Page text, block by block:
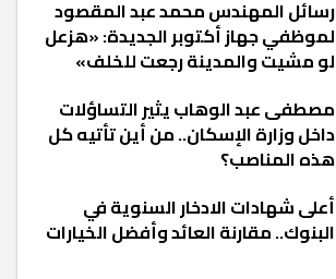
رسائل المهندس محمد عبد المقصود
لموظفي جهاز أكتوبر الجديدة: «هزعل
لو مشيت والمدينة رجعت للخلف»
مصطفى عبد الوهاب يثير التساؤلات
داخل وزارة الإسكان.. من أين تأتيه كل
هذه المناصب؟
أعلى شهادات الادخار السنوية في
البنوك.. مقارنة العائد وأفضل الخيارات